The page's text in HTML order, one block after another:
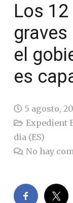
Los
el
es
5 agosto,
Expedient
dia (ES)
No hay